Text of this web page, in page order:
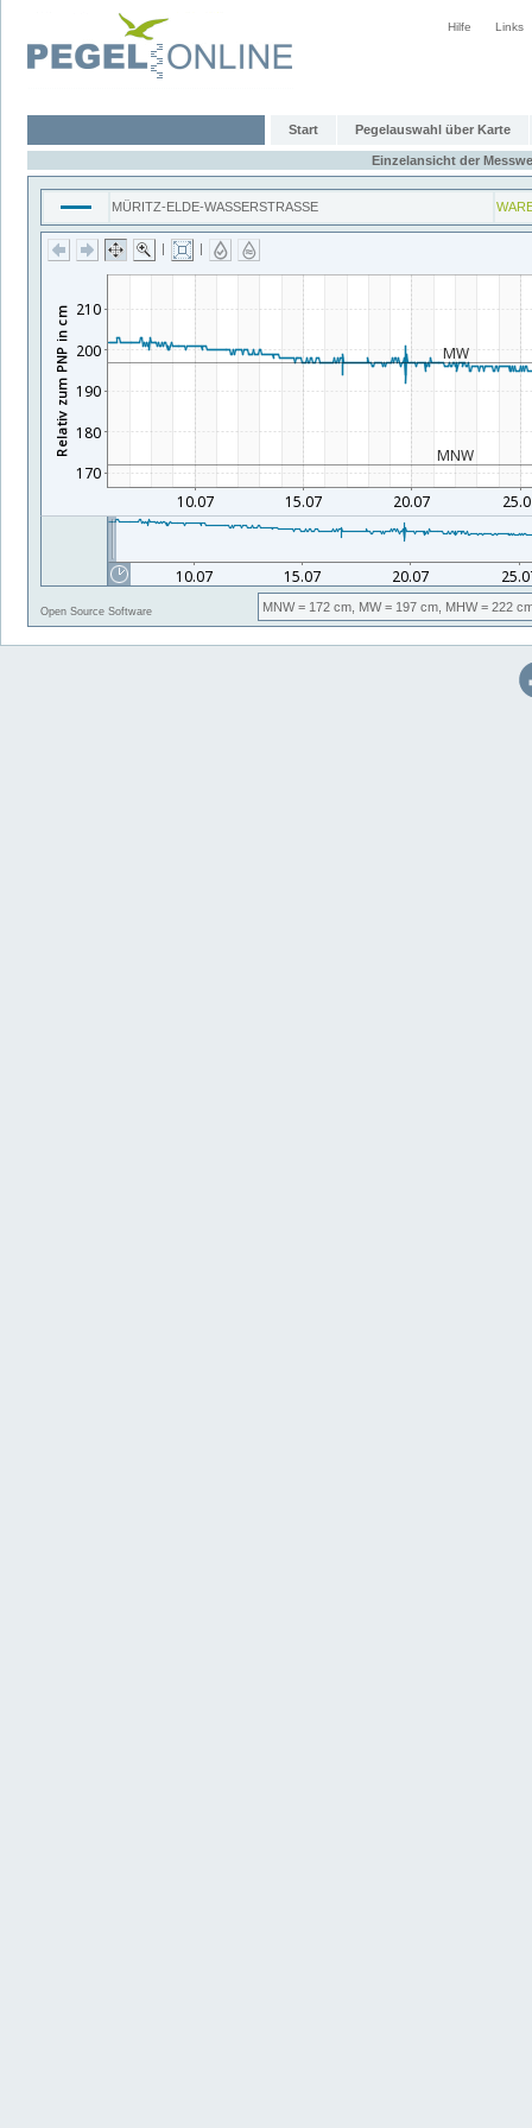
Hilfe Links
Start Pegelauswahl über Karte
Einzelansicht der
MÜRITZ-ELDE-WASSERSTRASSE
| |
Open Source Software MNW= 172 cm, MW= 197 cm, MHW= 222